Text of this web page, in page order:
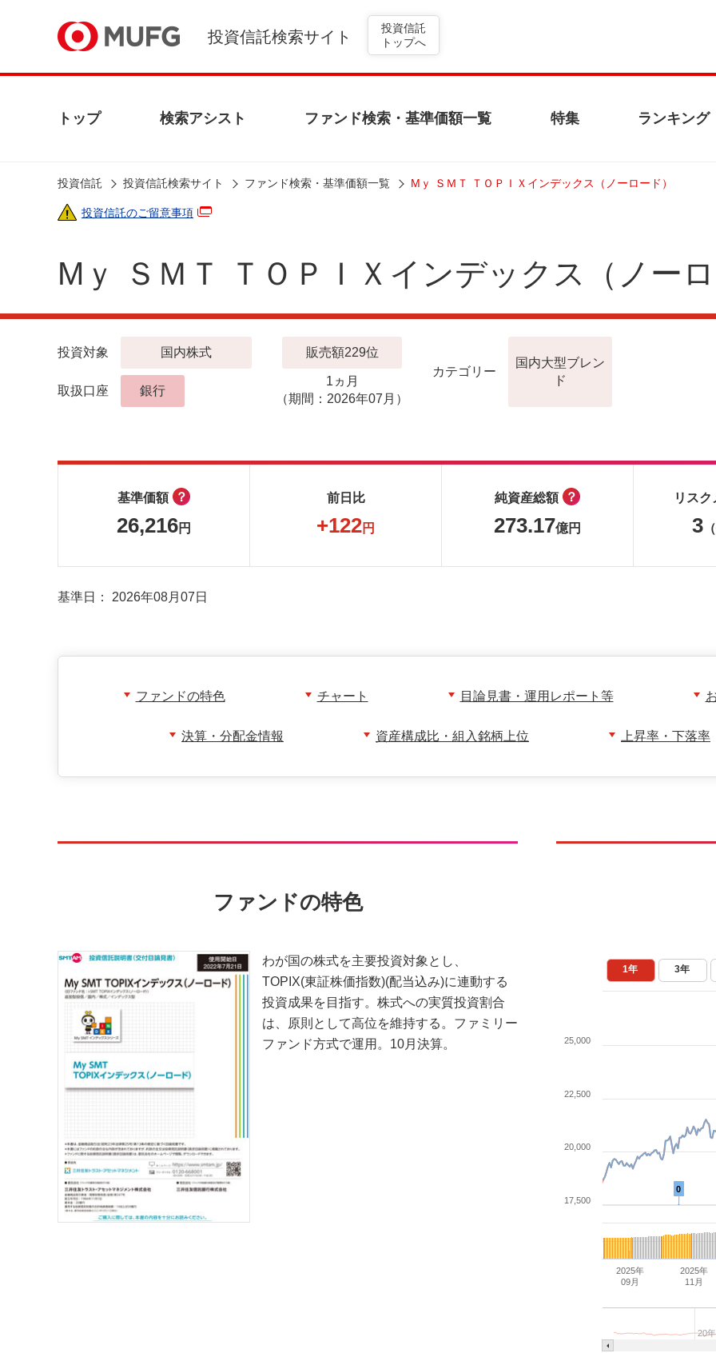
投資信託検索サイト
投資信託
トップへ
トップ 検索アシスト ファンド検索・基準価額一覧 特集 ランキング
投資信託 投資信託検索サイト ファンド検索・基準価額一覧 Mｙ ＳＭＴ ＴＯＰＩＸインデックス（ノーロード）
投資信託のご留意事項
Mｙ ＳＭＴ ＴＯＰＩＸインデックス（ノーロ
投資対象 国内株式
取扱口座 銀行
販売額229位
1ヵ月
（期間：2026年07月）
カテゴリー
国内大型ブレン
ド
基準価額 ？
26,216円
前日比
+122円
純資産総額 ？
273.17億円
リス
3
基準日： 2026年08月07日
ファンドの特色 チャート 目論見書・運用レポート等
決算・分配金情報 資産構成比・組入銘柄上位 上昇率・下落率
ファンドの特色
わが国の株式を主要投資対象とし、
TOPIX(東証株価指数)(配当込み)に連動する
投資成果を目指す。株式への実質投資割合
は、原則として高位を維持する。ファミリー
ファンド方式で運用。10月決算。
0
2025年
09月
2025年
11月
20年
1年 3年
17,500
20,000
22,500
25,000